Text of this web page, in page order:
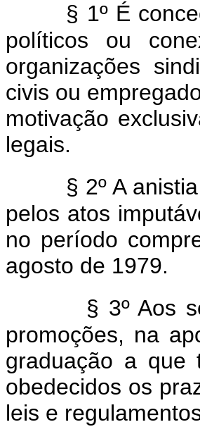
§ 1º É
políticos ou
organizações
civis ou
motivação
legais.
§ 2º A
pelos atos
no período
agosto de 1979.
§ 3º Aos
promoções, na
graduação a que
obedecidos os
leis e